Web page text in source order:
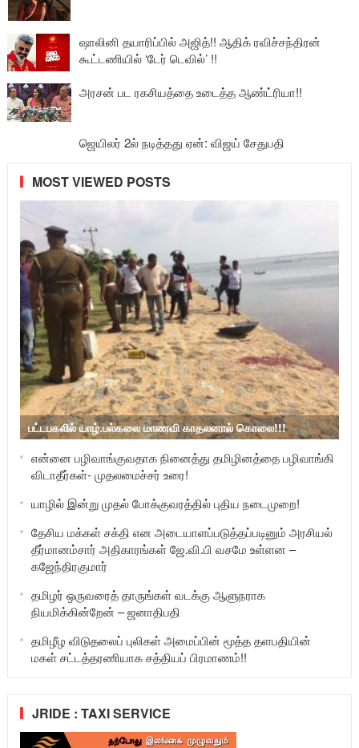
ஷாலினி தயாரிப்பில் அஜித்!! ஆதிக் ரவிச்சந்திரன்
கூட்டணியில் ‘டேர் டெவில்’ !!
அரசன் பட ரகசியத்தை உடைத்த ஆண்ட்ரியா!!
ஜெயிலர் 2ல் நடித்தது ஏன்: விஜய் சேதுபதி
MOST VIEWED POSTS
பட்டபகலில் யாழ்.பல்கலை மாணவி காதலனால் கொலை!!!
என்னை பழிவாங்குவதாக நினைத்து தமிழினத்தை பழிவாங்கி
விடாதீர்கள்- முதலமைச்சர் உரை!
யாழில் இன்று முதல் போக்குவரத்தில் புதிய நடைமுறை!
தேசிய மக்கள் சக்தி என அடையாளப்படுத்தப்படினும் அரசியல்
தீர்மானம்சார் அதிகாரங்கள் ஜே.வி.பி வசமே உள்ளன –
கஜேந்திரகுமார்
தமிழர் ஒருவரைத் தாருங்கள் வடக்கு ஆளுநராக
நியமிக்கின்றேன் – ஜனாதிபதி
தமிழீழ விடுதலைப் புலிகள் அமைப்பின் மூத்த தளபதியின்
மகள் சட்டத்தரணியாக சத்தியப் பிரமாணம்!!
JRIDE : TAXI SERVICE